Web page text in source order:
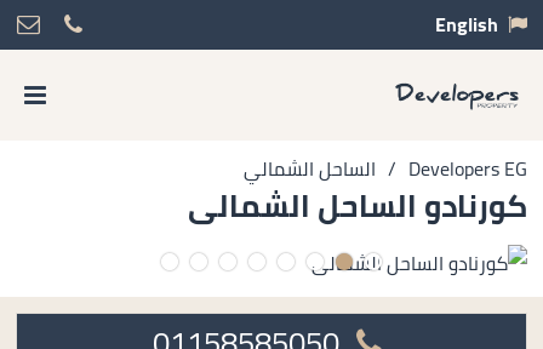
English
Developers EG
/ الساحل الشمالي
كورنادو الساحل الشمالى